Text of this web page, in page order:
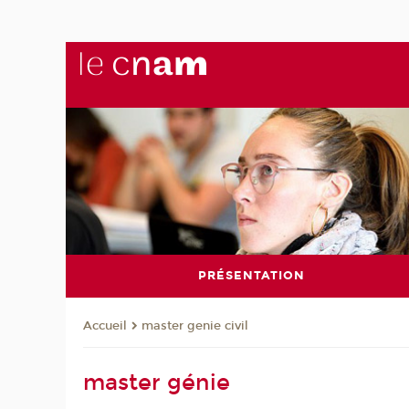
PRÉSENTATION
Accueil master genie civil
master génie